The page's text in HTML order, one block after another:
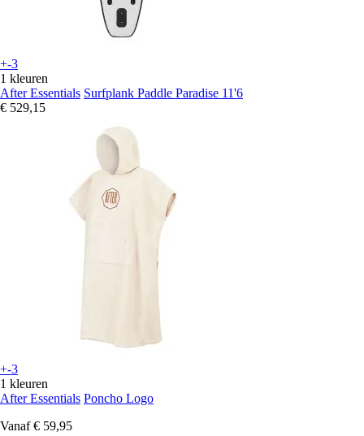
+-3
1 kleuren
After Essentials Surfplank Paddle Paradise 11'6
€ 529,15
+-3
1 kleuren
After Essentials Poncho Logo
Vanaf € 59,95